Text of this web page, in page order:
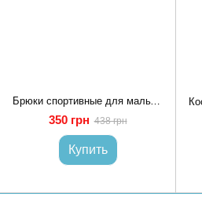
Брюки спортивные для мальчика подростка 128 Черный (703842-128)
350 грн 438 грн
Купить